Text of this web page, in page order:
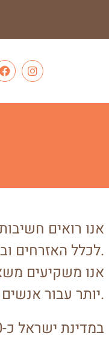
לכלל האזרחים ובשיפור השירות הניתן לאזרחים עם מוגבלות.
אנו משקיעים
יותר עבור אנשים עם מוגבלות.